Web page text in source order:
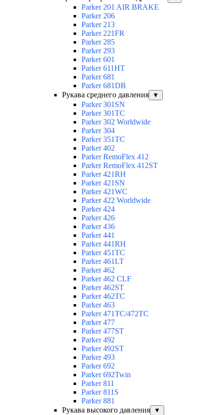
Parker 201 AIR BRAKE
Parker 206
Parker 213
Parker 221FR
Parker 285
Parker 293
Parker 601
Parker 611HT
Parker 681
Parker 681DB
Рукава среднего давления
▼
Parker 301SN
Parker 301TC
Parker 302 Worldwide
Parker 304
Parker 351TC
Parker 402
Parker RemoFlex 412
Parker RemoFlex 412ST
Parker 421RH
Parker 421SN
Parker 421WC
Parker 422 Worldwide
Parker 424
Parker 426
Parker 436
Parker 441
Parker 441RH
Parker 451TC
Parker 461LT
Parker 462
Parker 462 CLF
Parker 462ST
Parker 462TC
Parker 463
Parker 471TC/472TC
Parker 477
Parker 477ST
Parker 492
Parker 492ST
Parker 493
Parker 692
Parker 692Twin
Parker 811
Parker 811S
Parker 881
Рукава высокого давления
▼